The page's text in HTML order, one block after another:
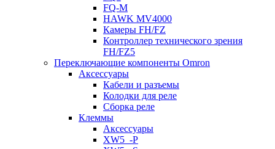
FQ-M
HAWK MV4000
Камеры FH/FZ
Контроллер технического зрения
FH/FZ5
Переключающие компоненты Omron
Аксессуары
Кабели и разъемы
Колодки для реле
Сборка реле
Клеммы
Аксессуары
XW5_-P